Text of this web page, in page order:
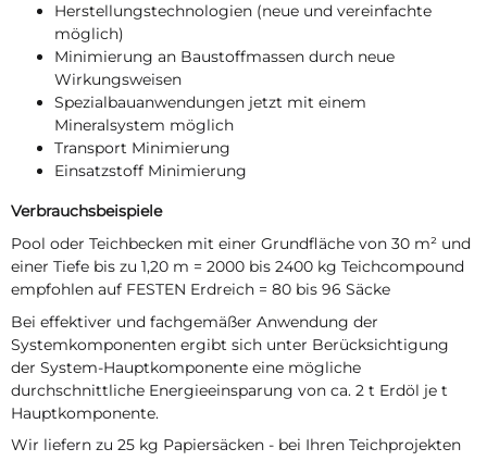
Herstellungstechnologien (neue und vereinfachte
möglich)
Minimierung an Baustoffmassen durch neue
Wirkungsweisen
Spezialbauanwendungen jetzt mit einem
Mineralsystem möglich
Transport Minimierung
Einsatzstoff Minimierung
Verbrauchsbeispiele
Pool oder Teichbecken mit einer Grundfläche von 30 m² und
einer Tiefe bis zu 1,20 m = 2000 bis 2400 kg Teichcompound
empfohlen auf FESTEN Erdreich = 80 bis 96 Säcke
Bei effektiver und fachgemäßer Anwendung der
Systemkomponenten ergibt sich unter Berücksichtigung
der System-Hauptkomponente eine mögliche
durchschnittliche Energieeinsparung von ca. 2 t Erdöl je t
Hauptkomponente.
Wir liefern zu 25 kg Papiersäcken - bei Ihren Teichprojekten